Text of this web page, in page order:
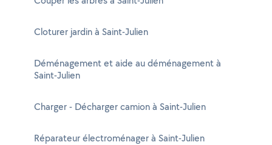
Cloturer jardin à Saint-Julien
Déménagement et aide au déménagement à
Saint-Julien
Charger - Décharger camion à Saint-Julien
Réparateur électroménager à Saint-Julien